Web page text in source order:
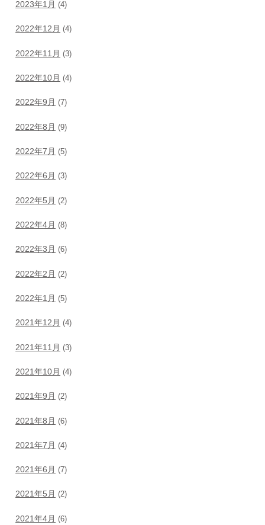
2023年1月 (4)
2022年12月 (4)
2022年11月 (3)
2022年10月 (4)
2022年9月 (7)
2022年8月 (9)
2022年7月 (5)
2022年6月 (3)
2022年5月 (2)
2022年4月 (8)
2022年3月 (6)
2022年2月 (2)
2022年1月 (5)
2021年12月 (4)
2021年11月 (3)
2021年10月 (4)
2021年9月 (2)
2021年8月 (6)
2021年7月 (4)
2021年6月 (7)
2021年5月 (2)
2021年4月 (6)